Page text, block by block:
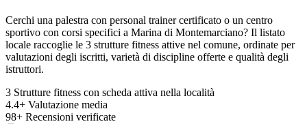
Cerchi una palestra con personal trainer certificato o un centro
sportivo con corsi specifici a Marina di Montemarciano? Il listato
locale raccoglie le 3 strutture fitness attive nel comune, ordinate per
valutazioni degli iscritti, varietà di discipline offerte e qualità degli
istruttori.
3 Strutture fitness con scheda attiva nella località
4.4+ Valutazione media
98+ Recensioni verificate